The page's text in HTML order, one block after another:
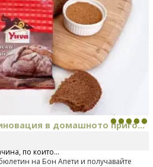
в домашното приго...
предлагането на изцяло нов
по който...
на Бон Апети и получавайте